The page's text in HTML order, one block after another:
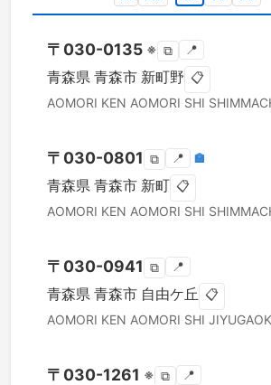
〒 030-0135 ※ ⧉ 📍
青森県 青森市 新町野 📋
AOMORI KEN AOMORI SHI
〒 030-0801 ⧉ 📍 🏣
青森県 青森市 新町 📋
AOMORI KEN AOMORI SHI
〒 030-0941 ⧉ 📍
青森県 青森市 自由ケ丘 📋
AOMORI KEN AOMORI SHI
〒 030-1261 ※ ⧉ 📍